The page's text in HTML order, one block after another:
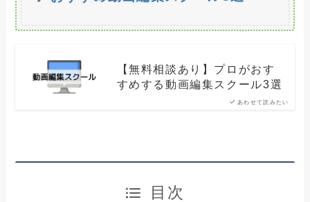
あわせて読みたい
【無料相談あり】プロがおす
すめする動画編集スクール3選
目次